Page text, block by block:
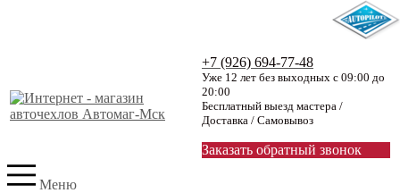
+7 (926) 694-77-48
Уже 12 лет без выходных с 09:00 до
20:00
Бесплатный выезд мастера /
Доставка / Самовывоз
Заказать обратный звонок
Меню